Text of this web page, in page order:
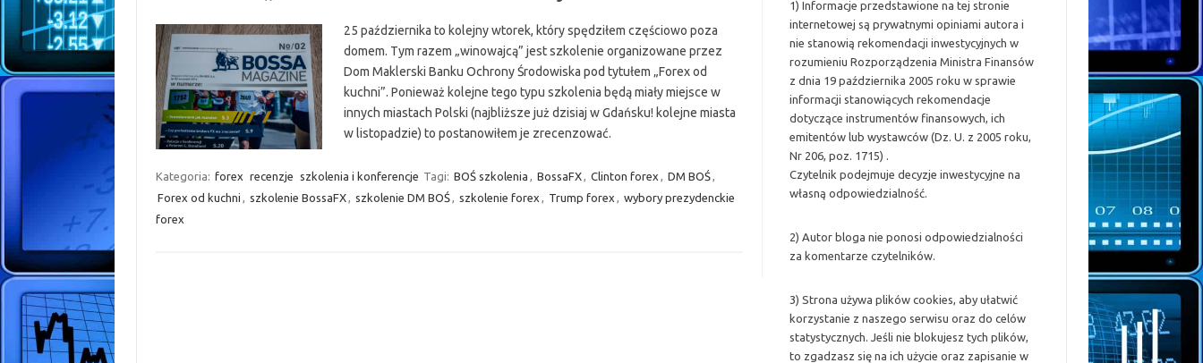
25 października to kolejny wtorek, który spędziłem częściowo poza
domem. Tym razem „winowajcą” jest szkolenie organizowane przez
Dom Maklerski Banku Ochrony Środowiska pod tytułem „Forex od
kuchni”. Ponieważ kolejne tego typu szkolenia będą miały miejsce w
innych miastach Polski (najbliższe już dzisiaj w Gdańsku! kolejne miasta
w listopadzie) to postanowiłem je zrecenzować.
Kategoria: forex recenzje szkolenia i konferencje Tagi: BOŚ szkolenia , BossaFX, Clinton forex , DM BOŚ,
Forex od kuchni , szkolenie BossaFX, szkolenie DM BOŚ, szkolenie forex , Trump forex , wybory prezydenckie
forex
1) Informacje przedstawione na tej stronie
internetowej są prywatnymi opiniami autora i
nie stanowią rekomendacji inwestycyjnych w
rozumieniu Rozporządzenia Ministra Finansów
z dnia 19 października 2005 roku w sprawie
informacji stanowiących rekomendacje
dotyczące instrumentów finansowych, ich
emitentów lub wystawców (Dz. U. z 2005 roku,
Nr 206, poz. 1715) .
Czytelnik podejmuje decyzje inwestycyjne na
własną odpowiedzialność.
2) Autor bloga nie ponosi odpowiedzialności
za komentarze czytelników.
3) Strona używa plików cookies, aby ułatwić
korzystanie z naszego serwisu oraz do celów
statystycznych. Jeśli nie blokujesz tych plików,
to zgadzasz się na ich użycie oraz zapisanie w